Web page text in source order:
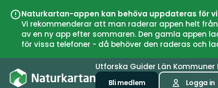
Naturkartan-appen kan behöva uppdateras för
Vi rekommenderar att man raderar appen helt
av en ny app efter sommaren. Den gamla
för vissa telefoner - då behöver den raderas och
Utforska Guider Län Kommuner
Bli medlem Logga in